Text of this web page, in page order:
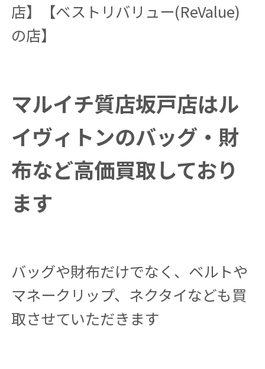
店】【ベストリバリュー(ReValue)
の店】
マルイチ質店坂戸店はル
イヴィトンのバッグ・財
布など高価買取しており
ます
バッグや財布だけでなく、ベルトや
マネークリップ、ネクタイなども買
取させていただきます